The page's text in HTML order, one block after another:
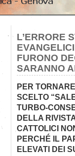
L’ERRORE
FURONO
SARANNO
PER
SCELTO
TURBO-
DELLA
CATTOLICI
PERCHÉ IL
ELEVATI DEI